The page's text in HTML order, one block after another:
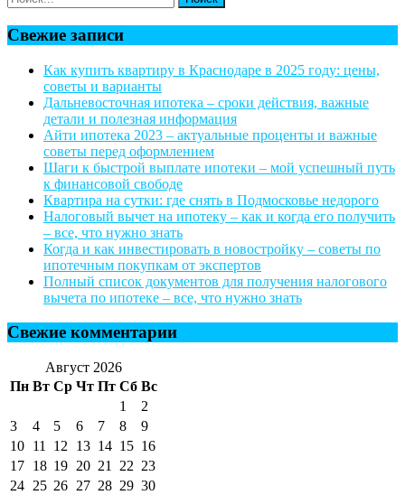
Свежие записи
Как купить квартиру в Краснодаре в 2025 году: цены,
советы и варианты
Дальневосточная ипотека – сроки действия, важные
детали и полезная информация
Айти ипотека 2023 – актуальные проценты и важные
советы перед оформлением
Шаги к быстрой выплате ипотеки – мой успешный путь
к финансовой свободе
Квартира на сутки: где снять в Подмосковье недорого
Налоговый вычет на ипотеку – как и когда его получить
– все, что нужно знать
Когда и как инвестировать в новостройку – советы по
ипотечным покупкам от экспертов
Полный список документов для получения налогового
вычета по ипотеке – все, что нужно знать
Свежие комментарии
Август 2026
Пн Вт Ср Чт Пт Сб Вс
1
2
3
4 5 6 7 8
9
10 11 12 13 14 15 16
17 18 19 20 21 22 23
24 25 26 27 28 29 30